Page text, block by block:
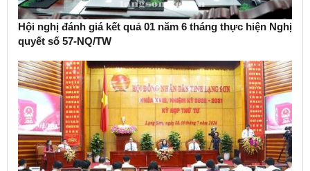
Hội nghị đánh giá kết quả 01 năm 6 tháng thực hiện Nghị
quyết số 57-NQ/TW